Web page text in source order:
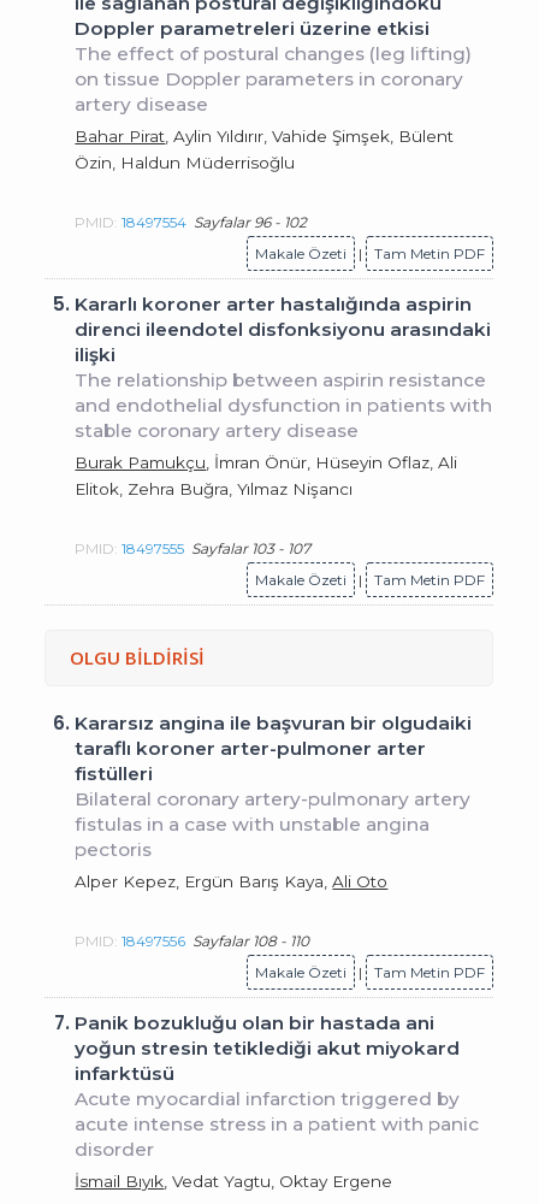
Doppler parametreleri üzerine etkisi
The effect of postural changes (leg lifting)
on tissue Doppler parameters in coronary
artery disease
Bahar Pirat , Aylin Yıldırır, Vahide Şimşek, Bülent
Özin, Haldun Müderrisoğlu
PMID:18497554 Sayfalar 96 - 102
Makale Özeti
| Tam Metin PDF
5. Kararlı koroner arter hastalığında aspirin
direnci ileendotel disfonksiyonu arasındaki
ilişki
The relationship between aspirin resistance
and endothelial dysfunction in patients with
stable coronary artery disease
Burak Pamukçu , İmran Önür, Hüseyin Oflaz, Ali
Elitok, Zehra Buğra, Yılmaz Nişancı
PMID:18497555 Sayfalar 103 - 107
Makale Özeti
| Tam Metin PDF
OLGU BİLDİRİSİ
6. Kararsız angina ile başvuran bir olgudaiki
taraflı koroner arter-pulmoner arter
fistülleri
Bilateral coronary artery-pulmonary artery
fistulas in a case with unstable angina
pectoris
Alper Kepez, Ergün Barış Kaya,Ali Oto
PMID:18497556 Sayfalar 108 - 110
Makale Özeti
| Tam Metin PDF
7. Panik bozukluğu olan bir hastada ani
yoğun stresin tetiklediği akut miyokard
infarktüsü
Acute myocardial infarction triggered by
acute intense stress in a patient with panic
disorder
İsmail Bıyık , Vedat Yagtu, Oktay Ergene